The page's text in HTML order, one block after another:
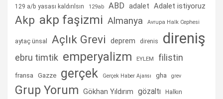
129 a/b yasası kaldırılsın 129ab ABD adalet Adalet istiyoruz
Akp akp faşizmi Almanya Avrupa Halk Cephesi
aytaç ünsal Açlık Grevi deprem direnis direniş
ebru timtik emperyalizm EYLEM filistin
fransa Gazze gerçek Gerçek Haber Ajansı gha grev
Grup Yorum Gökhan Yıldırım gözaltı
Halkın